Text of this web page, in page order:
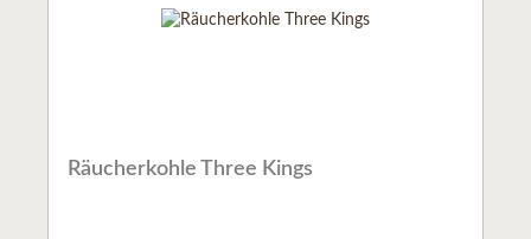
Räucherkohle Three Kings